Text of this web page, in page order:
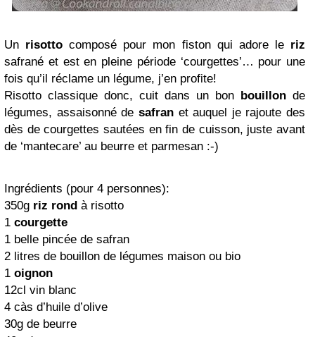
Un risotto composé pour mon fiston qui adore le riz
safrané et est en pleine période ‘courgettes’… pour une
fois qu’il réclame un légume, j’en profite!
Risotto classique donc, cuit dans un bon bouillon de
légumes, assaisonné de safranet auquel je rajoute des
dès de courgettes sautées en fin de cuisson, juste avant
de ‘mantecare’ au beurre et parmesan :-)
Ingrédients (pour 4 personnes):
350g riz rond à risotto
1 courgette
1 belle pincée de safran
2 litres de bouillon de légumes maison ou bio
1 oignon
12cl vin blanc
4 càs d’huile d’olive
30g de beurre